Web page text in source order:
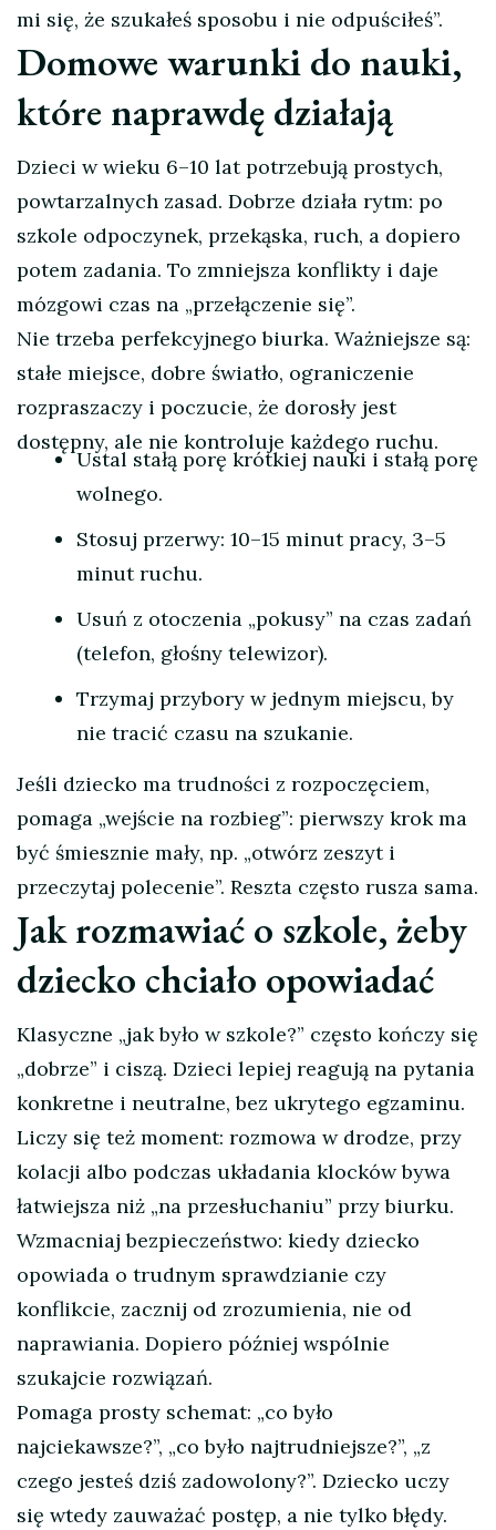
mi się, że szukałeś sposobu i nie odpuściłeś”.
Domowe warunki do nauki,
które naprawdę działają
Dzieci w wieku 6–10 lat potrzebują prostych,
powtarzalnych zasad. Dobrze działa rytm: po
szkole odpoczynek, przekąska, ruch, a dopiero
potem zadania. To zmniejsza konflikty i daje
mózgowi czas na „przełączenie się”.
Nie trzeba perfekcyjnego biurka. Ważniejsze są:
stałe miejsce, dobre światło, ograniczenie
rozpraszaczy i poczucie, że dorosły jest
dostępny, ale nie kontroluje każdego ruchu.
Ustal stałą porę krótkiej nauki i stałą porę
wolnego.
Stosuj przerwy: 10–15 minut pracy, 3–5
minut ruchu.
Usuń z otoczenia „pokusy” na czas zadań
(telefon, głośny telewizor).
Trzymaj przybory w jednym miejscu, by
nie tracić czasu na szukanie.
Jeśli dziecko ma trudności z rozpoczęciem,
pomaga „wejście na rozbieg”: pierwszy krok ma
być śmiesznie mały, np. „otwórz zeszyt i
przeczytaj polecenie”. Reszta często rusza sama.
Jak rozmawiać o szkole, żeby
dziecko chciało opowiadać
Klasyczne „jak było w szkole?” często kończy się
„dobrze” i ciszą. Dzieci lepiej reagują na pytania
konkretne i neutralne, bez ukrytego egzaminu.
Liczy się też moment: rozmowa w drodze, przy
kolacji albo podczas układania klocków bywa
łatwiejsza niż „na przesłuchaniu” przy biurku.
Wzmacniaj bezpieczeństwo: kiedy dziecko
opowiada o trudnym sprawdzianie czy
konflikcie, zacznij od zrozumienia, nie od
naprawiania. Dopiero później wspólnie
szukajcie rozwiązań.
Pomaga prosty schemat: „co było
najciekawsze?”, „co było najtrudniejsze?”, „z
czego jesteś dziś zadowolony?”. Dziecko uczy
się wtedy zauważać postęp, a nie tylko błędy.